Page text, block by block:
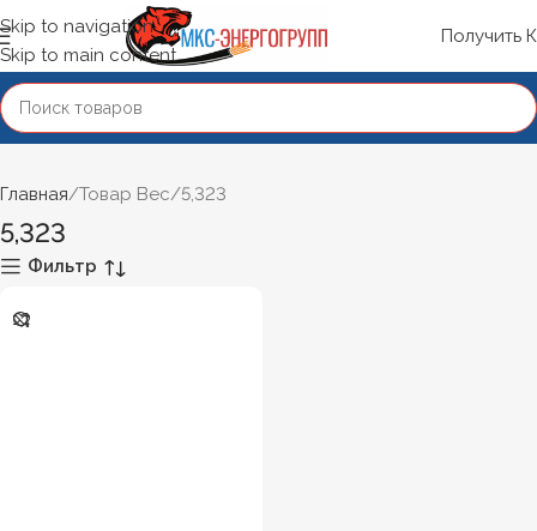
Skip to navigation
Skip to main content
Получить
Главная Товар Вес 5,323
5,323
Фильтр